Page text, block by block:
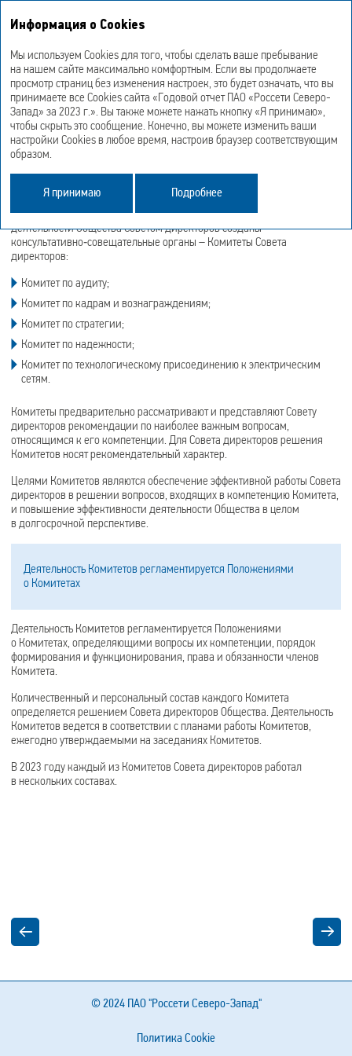
Комитеты Совета
директоров Общества
Подробнее о разделе «Комитеты Совета директоров Общества»
PDF-версии
Для предварительного рассмотрения наиболее важных вопросов
деятельности Общества Советом директоров созданы
консультативно‑совещательные органы – Комитеты Совета
директоров:
Комитет по аудиту;
Комитет по кадрам и вознаграждениям;
Комитет по стратегии;
Комитет по надежности;
Комитет по технологическому присоединению к электрическим
сетям.
Комитеты предварительно рассматривают и представляют Совету
директоров рекомендации по наиболее важным вопросам,
относящимся к его компетенции. Для Совета директоров решения
Комитетов носят рекомендательный характер.
Целями Комитетов являются обеспечение эффективной работы Совета
директоров в решении вопросов, входящих в компетенцию Комитета,
и повышение эффективности деятельности Общества в целом
в долгосрочной перспективе.
Деятельность Комитетов регламентируется Положениями
о Комитетах
Деятельность Комитетов регламентируется Положениями
о Комитетах, определяющими вопросы их компетенции, порядок
формирования и функционирования, права и обязанности членов
Комитета.
Количественный и персональный состав каждого Комитета
определяется решением Совета директоров Общества. Деятельность
Комитетов ведется в соответствии с планами работы Комитетов,
ежегодно утверждаемыми на заседаниях Комитетов.
В 2023 году каждый из Комитетов Совета директоров работал
в нескольких составах.
© 2024 ПАО "Россети Северо-Запад"
Политика Cookie
Информация о Cookies
Мы используем Cookies для того, чтобы сделать ваше пребывание
на нашем сайте максимально комфортным. Если вы продолжаете
просмотр страниц без изменения настроек, это будет означать, что вы
принимаете все Cookies сайта «Годовой отчет ПАО «Россети Северо-
Запад» за 2023 г.». Вы также можете нажать кнопку «Я принимаю»,
чтобы скрыть это сообщение. Конечно, вы можете изменить ваши
настройки Cookies в любое время, настроив браузер соответствующим
образом.
Я принимаю Подробнее